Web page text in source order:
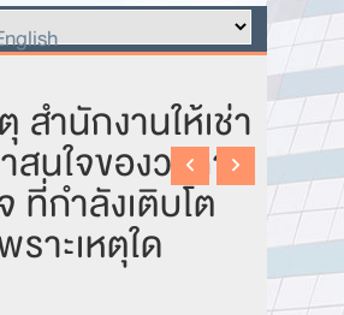
สำนักงานให้เช่า
สนใจของวงการ
ที่กำลังเติบโต
ราะเหตุใด